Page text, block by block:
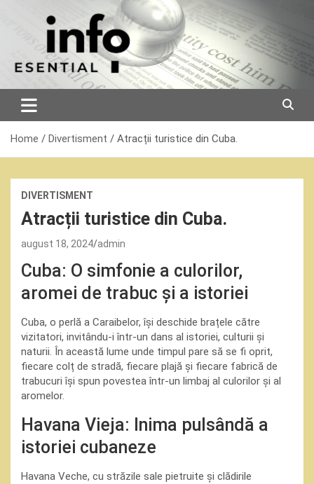
Home Divertisment Atracții turistice din Cuba.
DIVERTISMENT
Atracții turistice din Cuba.
august 18, 2024 admin
Cuba: O simfonie a culorilor,
aromei de trabuc și a istoriei
Cuba, o perlă a Caraibelor, își deschide brațele către
vizitatori, invitându-i într-un dans al istoriei, culturii și
naturii. În această lume unde timpul pare să se fi oprit,
fiecare colț de stradă, fiecare plajă și fiecare fabrică de
trabucuri își spun povestea într-un limbaj al culorilor și al
aromelor.
Havana Vieja: Inima pulsândă a
istoriei cubaneze
Havana Veche, cu străzile sale pietruite și clădirile